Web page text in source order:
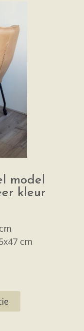
model
kleur
cm